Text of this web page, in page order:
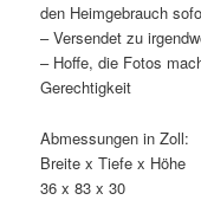
den Heimgebrauch
– Versendet zu
– Hoffe, die Fotos
Gerechtigkeit
Abmessungen in Zoll:
Breite x Tiefe x Höhe
36 x 83 x 30